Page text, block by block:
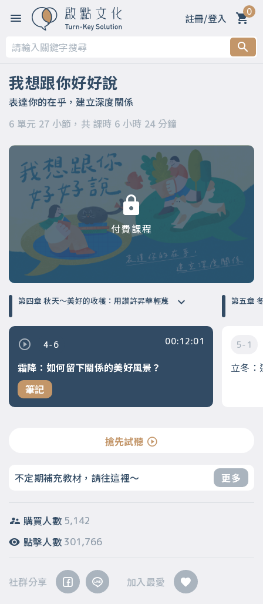
註冊/登入 0
我想跟你好好說
表達你的在乎，建立深度關係
6 單元 27 小節，共 課時 6 小時 24 分鐘
付費課程
第一章
第二章 春天～善意的萌芽：用啟發取代要求
第三章 夏天～力量的生長：用引導化解命令
第四章 秋天～美好的收穫：用讚許昇華輕蔑
第五章 冬天～溫暖的陪伴：用支持消融冷漠
第六章
第四章 秋天～美好的收穫：用讚許昇華輕蔑
4-6
霜降：如何留下關係的美好風景？
筆記
00:12:01 5-1
立冬：
搶先試聽
不定期補充教材，請往這裡～ 更多
購買人數 5,142
點擊人數 301,766
社群分享 加入最愛